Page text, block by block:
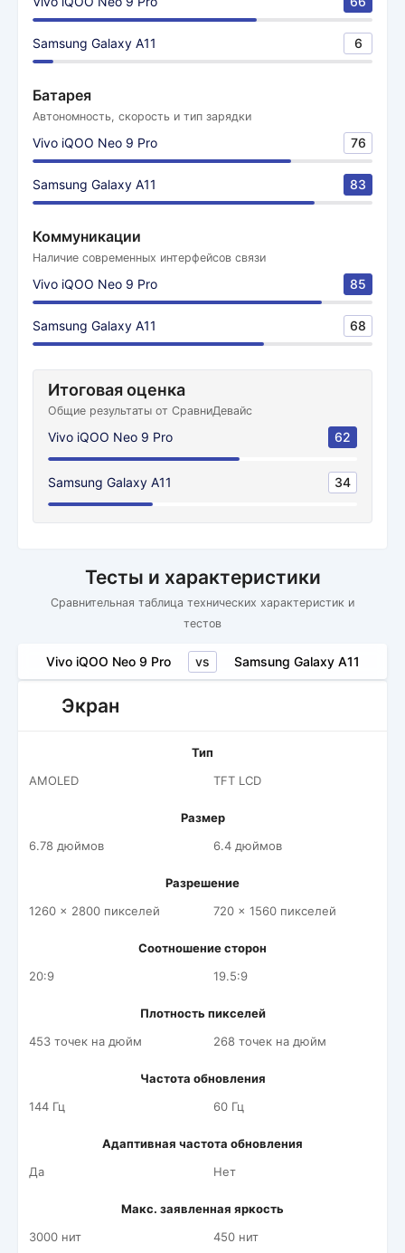
Samsung Galaxy A11 6
Батарея
Автономность, скорость и тип зарядки
Vivo iQOO Neo 9 Pro 76
Samsung Galaxy A11 83
Коммуникации
Наличие современных интерфейсов связи
Vivo iQOO Neo 9 Pro 85
Samsung Galaxy A11 68
Итоговая оценка
Общие результаты от СравниДевайс
Vivo iQOO Neo 9 Pro 62
Samsung Galaxy A11 34
Тесты и характеристики
Сравнительная таблица технических характеристик и
тестов
Vivo iQOO Neo 9 Pro vs Samsung Galaxy A11
Экран
Тип
AMOLED
TFT LCD
Размер
6.78 дюймов
6.4 дюймов
Разрешение
1260 x 2800 пикселей
720 x 1560 пикселей
Соотношение сторон
20:9
19.5:9
Плотность пикселей
453 точек на дюйм
268 точек на дюйм
Частота обновления
144 Гц
60 Гц
Адаптивная частота обновления
Да
Нет
Макс. заявленная яркость
3000 нит
450 нит